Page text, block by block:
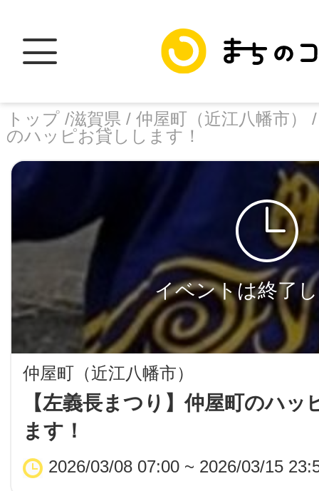
トップ /滋賀県 / 仲屋町（近江八幡市）
のハッピお貸しします！
イベントは終了
仲屋町（近江八幡市）
【左義長まつり】仲屋町のハッ
ます！
2026/03/08 07:00 ~ 2026/03/15
facebook
X
LINE
トップ
加盟スポットに
地域に導入を